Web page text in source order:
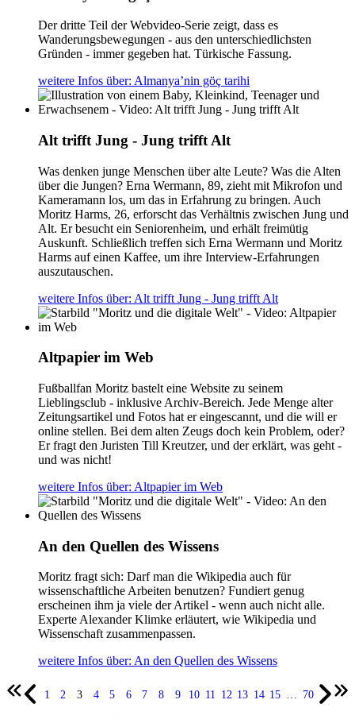
Der dritte Teil der Webvideo-Serie zeigt, dass es
Wanderungsbewegungen - aus den unterschiedlichsten
Gründen - immer gegeben hat. Türkische Fassung.
weitere Infos über: Almanya’nin göç tarihi
Alt trifft Jung - Jung trifft Alt
Was denken junge Menschen über alte Leute? Was die Alten
über die Jungen? Erna Wermann, 89, zieht mit Mikrofon und
Kameramann los, um das in Erfahrung zu bringen. Auch
Moritz Harms, 26, erforscht das Verhältnis zwischen Jung und
Alt. Er besucht ein Seniorenheim, und erhält freimütig
Auskunft. Schließlich treffen sich Erna Wermann und Moritz
Harms auf einen Kaffee, um ihre Interview-Erfahrungen
auszutauschen.
weitere Infos über: Alt trifft Jung - Jung trifft Alt
Altpapier im Web
Fußballfan Moritz bastelt eine Website zu seinem
Lieblingsclub - inklusive Archiv-Bereich. Jede Menge alter
Zeitungsartikel und Fotos hat er eingescannt, und die will er
online stellen. Bei dem alten Zeugs doch kein Problem, oder?
Er fragt den Juristen Till Kreutzer, und der erklärt, was geht -
und was nicht!
weitere Infos über: Altpapier im Web
An den Quellen des Wissens
Moritz fragt sich: Darf man die Wikipedia auch für
wissenschaftliche Arbeiten benutzen? Fundiert genug
erscheinen ihm ja viele der Artikel - wenn auch nicht alle.
Experte Alexander Klimke erläutert, wie Wikipedia und
Wissenschaft zusammenpassen.
weitere Infos über: An den Quellen des Wissens
1 2 3 4 5 6 7 8 9 10 11 12 13 14 15 … 70